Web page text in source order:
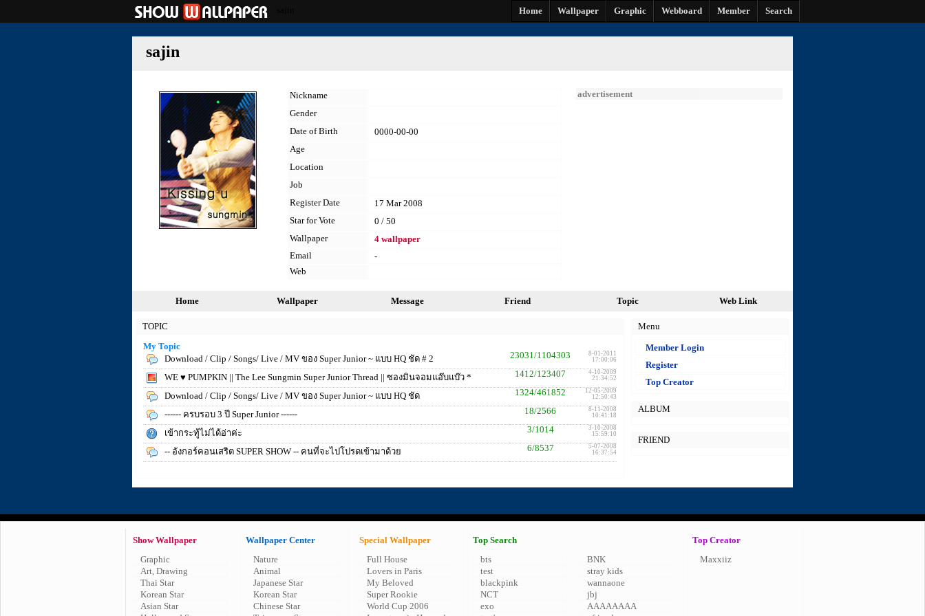
Home Wallpaper Graphic Webboard Member Search
sajin
Nickname
Gender
Date of Birth
0000-00-00
Age
Location
Job
Register Date
17 Mar 2008
Star for Vote
0 / 50
Wallpaper
4 wallpaper
Email
-
Web
advertisement
Home Wallpaper Message Friend Topic Web Link
TOPIC
My Topic
Download / Clip / Songs/ Live / MV ของ Super Junior ~ แบบ HQ ชัด # 2
23031/1104303
8-01-2011
17:00:06
WE ♥ PUMPKIN || The Lee Sungmin Super Junior Thread || ซองมินจอมแอ๊บแบ๊ว * 1412/123407
4-10-2009
21:34:52
Download / Clip / Songs/ Live / MV ของ Super Junior ~ แบบ HQ ชัด 1324/461852
12-05-2009
12:50:43
------ ครบรอบ 3 ปี Super Junior ------ 18/2566
8-11-2008
10:41:18
เข้ากระทู้ไม่ได้อ่าค่ะ 3/1014
3-10-2008
15:59:10
-- อังกอร์คอนเสริต SUPER SHOW -- คนที่จะไปโปรดเข้ามาด้วย 6/8537
5-07-2008
16:37:54
Menu
Member Login
Register
Top Creator
ALBUM
FRIEND
Show Wallpaper
Graphic
Art, Drawing
Thai Star
Korean Star
Asian Star
Wallpaper Center
Nature
Animal
Japanese Star
Korean Star
Chinese Star
Special Wallpaper
Full House
Lovers in Paris
My Beloved
Super Rookie
World Cup 2006
Top Search
bts
test
blackpink
NCT
exo
BNK
stray kids
wannaone
jbj
AAAAAAAA
Top Creator
Maxxiiz